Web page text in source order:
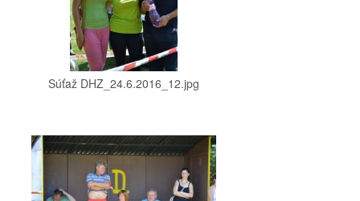
Súťaž DHZ_24.6.2016_12.jpg